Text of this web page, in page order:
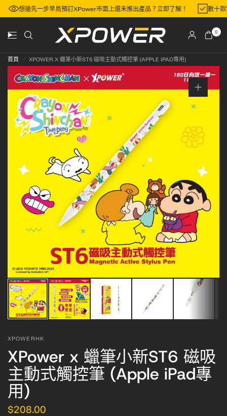
想搶先一步早鳥預訂XPower市面上還未推出產品？立即了解！ 數十
0
首頁 XPOWER X 蠟筆小新ST6 磁吸主動式觸控筆 (APPLE IPAD專用)
XPOWERHK
XPower x 蠟筆小新ST6 磁吸
主動式觸控筆 (Apple iPad專
用)
$208.00